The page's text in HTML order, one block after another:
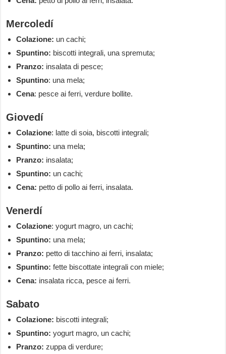
Mercoledí
Colazione: un cachi;
Spuntino: biscotti integrali, una spremuta;
Pranzo: insalata di pesce;
Spuntino: una mela;
Cena: pesce ai ferri, verdure bollite.
Giovedí
Colazione: latte di soia, biscotti integrali;
Spuntino: una mela;
Pranzo: insalata;
Spuntino: un cachi;
Cena: petto di pollo ai ferri, insalata.
Venerdí
Colazione: yogurt magro, un cachi;
Spuntino: una mela;
Pranzo: petto di tacchino ai ferri, insalata;
Spuntino:fette biscottate integrali con miele;
Cena: insalata ricca, pesce ai ferri.
Sabato
Colazione: biscotti integrali;
Spuntino:yogurt magro, un cachi;
Pranzo:zuppa di verdure;